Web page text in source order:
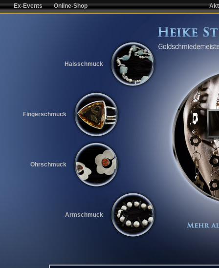
Ex-Events Online-Shop
Halsschmuck
Fingerschmuck
Ohrschmuck
Armschmuck